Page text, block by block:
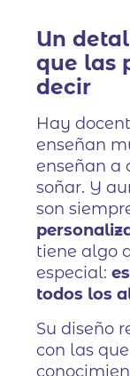
Un
que las
decir
Hay
enseñan
enseñan a
soñar. Y
son
tiene algo
especial:
todos los
Su diseño
con las